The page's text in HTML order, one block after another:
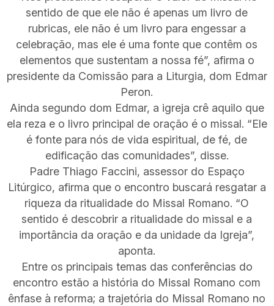
sentido de que ele não é apenas um livro de
rubricas, ele não é um livro para engessar a
celebração, mas ele é uma fonte que contêm os
elementos que sustentam a nossa fé”, afirma o
presidente da Comissão para a Liturgia, dom Edmar
Peron.
Ainda segundo dom Edmar, a igreja crê aquilo que
ela reza e o livro principal de oração é o missal. “Ele
é fonte para nós de vida espiritual, de fé, de
edificação das comunidades”, disse.
Padre Thiago Faccini, assessor do Espaço
Litúrgico, afirma que o encontro buscará resgatar a
riqueza da ritualidade do Missal Romano. “O
sentido é descobrir a ritualidade do missal e a
importância da oração e da unidade da Igreja”,
aponta.
Entre os principais temas das conferências do
encontro estão a história do Missal Romano com
ênfase à reforma; a trajetória do Missal Romano no